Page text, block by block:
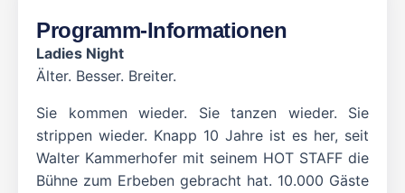
Programm-Informationen
Ladies Night
Älter. Besser. Breiter.
Sie kommen wieder. Sie tanzen wieder. Sie
strippen wieder. Knapp 10 Jahre ist es her, seit
Walter Kammerhofer mit seinem HOT STAFF die
Bühne zum Erbeben gebracht hat. 10.000 Gäste